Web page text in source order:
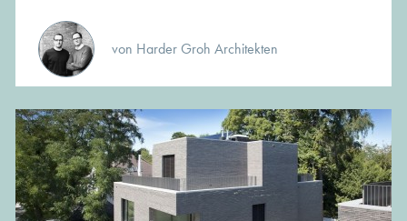
von Harder Groh Architekten